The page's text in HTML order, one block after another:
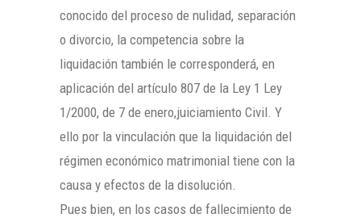
conocido del proceso de nulidad, separación
o divorcio, la competencia sobre la
liquidación también le corresponderá, en
aplicación del artículo 807 de la Ley 1 Ley
1/2000, de 7 de enero,juiciamiento Civil. Y
ello por la vinculación que la liquidación del
régimen económico matrimonial tiene con la
causa y efectos de la disolución.
Pues bien, en los casos de fallecimiento de